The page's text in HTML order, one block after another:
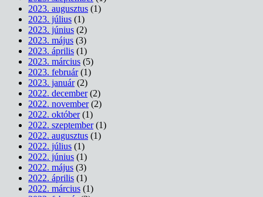
2023. augusztus (1)
2023. július (1)
2023. június (2)
2023. május (3)
2023. április (1)
2023. március (5)
2023. február(1)
2023. január(2)
2022. december(2)
2022. november(2)
2022. október(1)
2022. szeptember(1)
2022. augusztus (1)
2022. július (1)
2022. június (1)
2022. május (3)
2022. április (1)
2022. március (1)